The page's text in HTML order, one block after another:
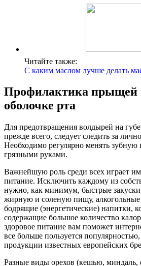
Читайте также:
С каким маслом лучше делать
Профилактика прыщей
оболочке рта
Для предотвращения волдырей на
прежде всего, следует следить за
Необходимо регулярно менять зубную
грязными руками.
Важнейшую роль среди всех играет
питание. Исключить каждому из
нужно, как минимум, быстрые
жирную и соленую пищу,
бодрящие (энергетические) напитки,
содержащие большое количество
здоровое питание вам поможет
все больше пользуется
продукции известных европейских
Разные виды орехов (кешью, миндаль,